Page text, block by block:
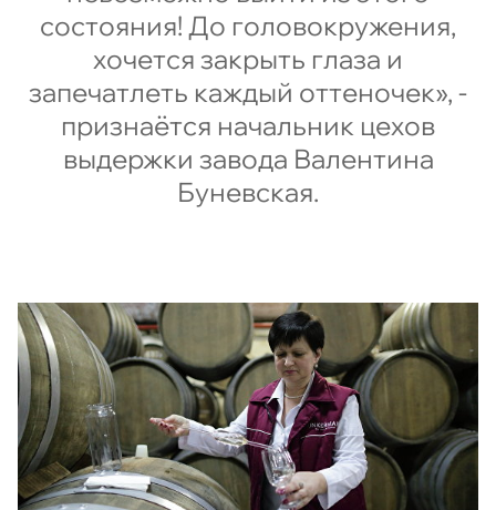
состояния! До головокружения,
хочется закрыть глаза и
запечатлеть каждый оттеночек», -
признаётся начальник цехов
выдержки завода Валентина
Буневская.